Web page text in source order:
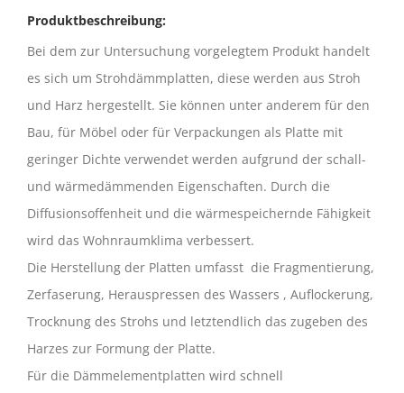
Produktbeschreibung:
Bei dem zur Untersuchung vorgelegtem Produkt handelt
es sich um Strohdämmplatten, diese werden aus Stroh
und Harz hergestellt. Sie können unter anderem für den
Bau, für Möbel oder für Verpackungen als Platte mit
geringer Dichte verwendet werden aufgrund der schall-
und wärmedämmenden Eigenschaften. Durch die
Diffusionsoffenheit und die wärmespeichernde Fähigkeit
wird das Wohnraumklima verbessert.
Die Herstellung der Platten umfasst die Fragmentierung,
Zerfaserung, Herauspressen des Wassers , Auflockerung,
Trocknung des Strohs und letztendlich das zugeben des
Harzes zur Formung der Platte.
Für die Dämmelementplatten wird schnell